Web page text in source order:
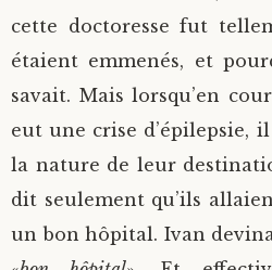
cette doctoresse fut
étaient emmenés, et
savait. Mais lorsqu’en
eut une crise d’épilepsie,
la nature de leur
dit seulement qu’ils
un bon hôpital. Ivan